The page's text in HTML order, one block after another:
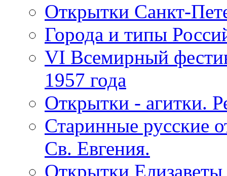
Открытки Санкт-
Города и типы
VI Всемирный
1957 года
Открытки - агитки.
Старинные русские
Св. Евгения.
Открытки